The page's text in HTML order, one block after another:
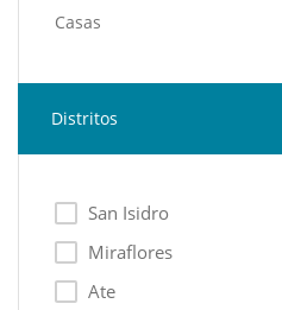
Casas
Distritos
San Isidro
Miraflores
Ate